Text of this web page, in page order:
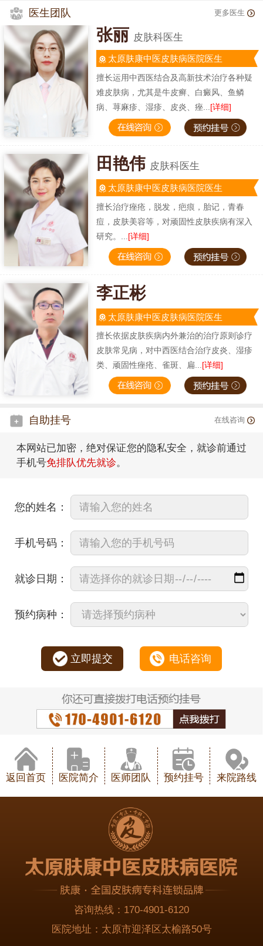
医生团队 更多医生
张丽 皮肤科医生
太原肤康中医皮肤病医院医生
擅长运用中西医结合及高新技术治疗各种疑
难皮肤病，尤其是牛皮癣、白癜风、鱼鳞
病、荨麻疹、湿疹、皮炎、痤... [详细]
田艳伟 皮肤科医生
太原肤康中医皮肤病医院医生
擅长治疗痤疮，脱发，疤痕，胎记，青春
痘，皮肤美容等，对顽固性皮肤疾病有深入
研究。... [详细]
李正彬
太原肤康中医皮肤病医院医生
擅长依据皮肤疾病内外兼治的治疗原则诊疗
皮肤常见病，对中西医结合治疗皮炎、湿疹
类、顽固性痤疮、雀斑、扁...[详细]
自助挂号 在线咨询
本网站已加密，绝对保证您的隐私安全，就诊前通过
手机号免排队优先就诊。
您的姓名：
手机号码：
就诊日期：
预约病种：
立即提交 电话咨询
返回首页 医院简介 医师团队 预约挂号 来院路线
咨询热线： 170-4901-6120
医院地址： 太原市迎泽区太榆路50号